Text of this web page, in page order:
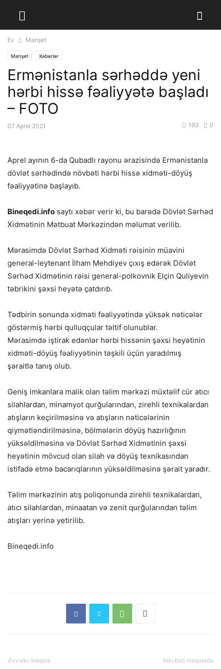
Ev Manşet
Manşet Xəbərlər
Ermənistanla sərhəddə yeni
hərbi hissə fəaliyyətə başladı
– FOTO
07 Aprel 2021 0
193
Aprel ayının 6-da Qubadlı rayonu ərazisində Ermənistanla
dövlət sərhədində növbəti hərbi hissə xidməti-döyüş
fəaliy­yə­tinə başlayıb.
Bineqedi.info saytı xəbər verir ki, bu barədə Dövlət Sərhəd
Xidmətinin Mətbuat Mərkəzindən məlumat verilib.
Mərasimdə Dövlət Sərhəd Xidməti rəisinin müavini
general-leytenant İlham Mehdiyev çıxış edərək Dövlət
Sərhəd Xidmətinin rəisi general-polkovnik Elçin Quliyevin
təbrikini şəxsi heyətə çatdırıb.
Tədbirin sonunda xidməti fəaliyyətində yüksək nəticələr
göstər­miş hərbi qulluqçular təltif olunublar.
Mərasimdə iştirak edənlər hərbi hissənin şəxsi heyətinin
xidməti-döyüş fəaliyyətinin təşkili üçün yaradılmış
şəraitlə tanış olub.
Geniş imkanlara malik olan təlim mərkəzi müxtəlif cür atıcı
silahlardan, minamyot qurğularından, zirehli texnikalardan
atışların keçirilməsinə və atışların nəticələrinin
qiymətləndirilməsinə, bölmələrin döyüş hazırlığının
yüksəldilməsinə və Dövlət Sərhəd Xidmətinin şəxsi
heyətinin mövcud olan silah və döyüş texnikasından
istifadə etmə bacarıqlarının yüksəldilməsinə şərait yaradır.
Təlim mərkəzinin atış poliqonunda zirehli texnikalardan,
atıcı silahlardan, minaatan və zenit qurğularından təlim
atışları yerinə yetirilib.
Bineqedi.info
Əvvəlki məqalə Növbəti məqalədə